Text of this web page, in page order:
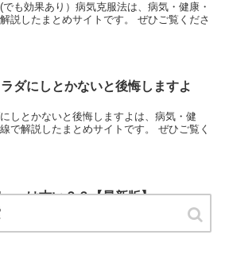
も効果あり）病気克服法は、病気・健康・
説したまとめサイトです。 ぜひご覧くださ
ダにしとかないと後悔しますよ
しとかないと後悔しますよは、病気・健
で解説したまとめサイトです。 ぜひご覧く
、は古い？？【最新版】
古い？？は、病気・健康・病院についてプ
イトです。 ぜひご覧ください！ URL: